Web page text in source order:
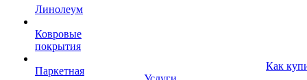
Линолеум
Ковровые
покрытия
Паркетная
Как